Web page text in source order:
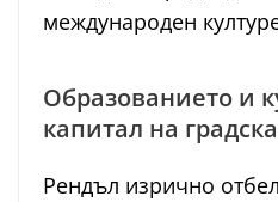
международен
Образованието и
капитал на
Рендъл изрично